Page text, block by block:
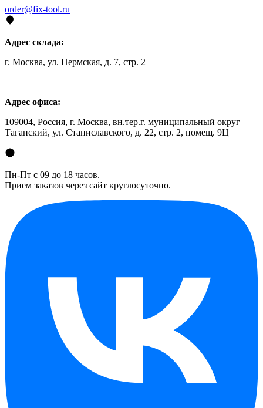
order@fix-tool.ru
Адрес склада:
г. Москва, ул. Пермская, д. 7, стр. 2
Адрес офиса:
109004, Россия, г. Москва, вн.тер.г. муниципальный округ
Таганский, ул. Станиславского, д. 22, стр. 2, помещ. 9Ц
Пн-Пт с 09 до 18 часов.
Прием заказов через сайт круглосуточно.